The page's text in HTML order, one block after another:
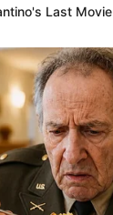
Last Movie